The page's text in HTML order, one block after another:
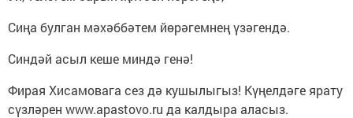
Сиңа булган мәхәббәтем йөрәгемнең үзәгендә.
Синдәй асыл кеше миндә генә!
Фирая Хисамовага сез дә кушылыгыз! Күңелдәге ярату
сүзләрен www.apastovo.ru да калдыра аласыз.